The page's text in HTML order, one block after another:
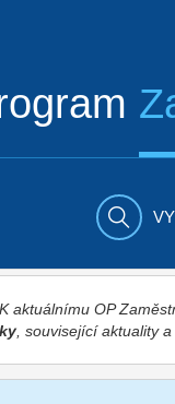
aktuálnímu OP
, související aktuality a